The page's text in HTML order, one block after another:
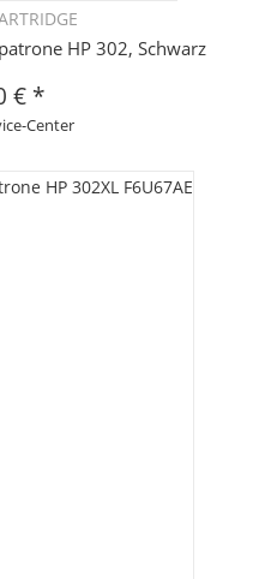
HP 302, Schwarz
€ *
Center